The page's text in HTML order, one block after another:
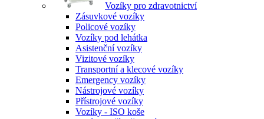
Vozíky pro zdravotnictví
Zásuvkové vozíky
Policové vozíky
Vozíky pod lehátka
Asistenční vozíky
Vizitové vozíky
Transportní a klecové vozíky
Emergency vozíky
Nástrojové vozíky
Přístrojové vozíky
Vozíky - ISO koše